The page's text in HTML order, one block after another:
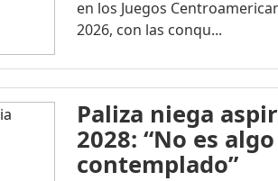
en los Juegos
2026, con las conqu...
Paliza niega
2028: “No es
contemplado”